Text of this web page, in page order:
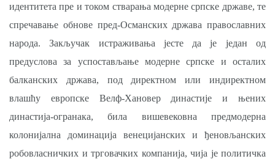
идентитета пре и током стварања модерне српске државе, те
спречавање обнове пред-Османских држава православних
народа. Закључак истраживања јесте да је један од
предуслова за успостављање модерне српске и осталих
балканских држава, под директном или индиректном
влашћу европске Велф-Хановер династије и њених
династија-огранака, била вишевековна предмодерна
колонијална доминација венецијанских и ђеновљанских
робовласничких и трговачких компанија, чија је политичка